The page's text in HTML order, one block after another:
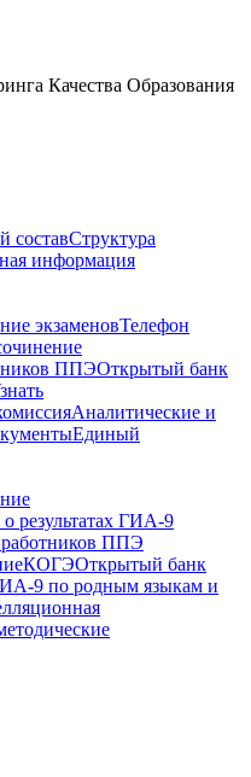
Качества Образования
составСтруктура
информация
экзаменовТелефон
ППЭОткрытый банк
Аналитические и
Единый
результатах ГИА-9
ППЭ
КОГЭОткрытый банк
9 по родным языкам и